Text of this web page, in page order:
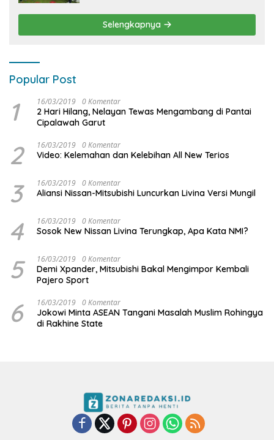
Selengkapnya
Popular Post
1 16/03/2019 0 Komentar
2 Hari Hilang, Nelayan Tewas Mengambang di Pantai
Cipalawah Garut
2 16/03/2019 0 Komentar
Video: Kelemahan dan Kelebihan All New Terios
3 16/03/2019 0 Komentar
Aliansi Nissan-Mitsubishi Luncurkan Livina Versi Mungil
4 16/03/2019 0 Komentar
Sosok New Nissan Livina Terungkap, Apa Kata NMI?
5 16/03/2019 0 Komentar
Demi Xpander, Mitsubishi Bakal Mengimpor Kembali
Pajero Sport
6 16/03/2019 0 Komentar
Jokowi Minta ASEAN Tangani Masalah Muslim Rohingya
di Rakhine State